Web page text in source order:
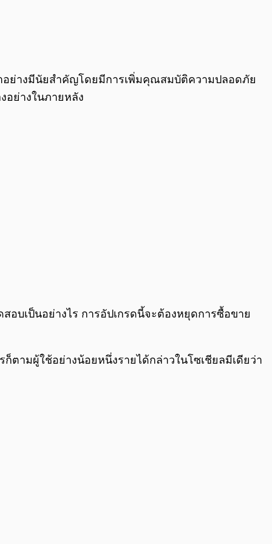
อย่างมีนัยสำคัญโดยมีการเพิ่มคุณสมบัติความปลอดภัย
อย่างในภายหลัง
อบเป็นอย่างไร การอัปเกรดนี้จะต้องหยุดการซื้อขาย
ตามผู้ใช้อย่างน้อยหนึ่งรายได้กล่าวในโซเชียลมีเดียว่า